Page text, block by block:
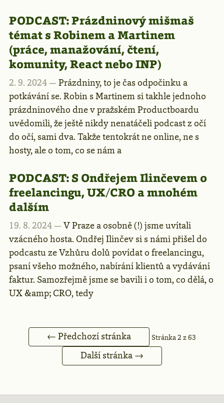
PODCAST:Prázdninový mišmaš
témat s Robinem a Martinem
(práce, manažování, čtení,
komunity, React nebo INP)
2. 9. 2024 — Prázdniny, to je čas odpočinku a
potkávání se. Robin s Martinem si takhle jednoho
prázdninového dne v pražském Productboardu
uvědomili, že ještě nikdy nenatáčeli podcast z očí
do očí, sami dva. Takže tentokrát ne online, ne s
hosty, ale o tom, co se nám a
PODCAST:S Ondřejem Ilinčevem o
freelancingu, UX/CRO a mnohém
dalším
19. 8. 2024 — V Praze a osobně (!) jsme uvítali
vzácného hosta. Ondřej Ilinčev si s námi přišel do
podcastu ze Vzhůru dolů povídat o freelancingu,
psaní všeho možného, nabírání klientů a vydávání
faktur. Samozřejmě jsme se bavili i o tom, co dělá, o
UX &amp; CRO, tedy
← Předchozí stránka Stránka 2 z 63
Další stránka →